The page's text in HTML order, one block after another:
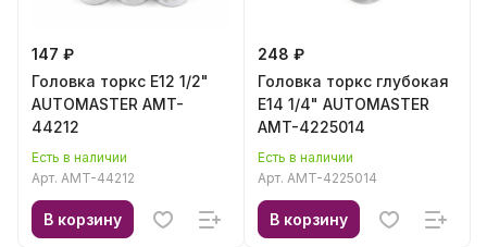
147 ₽
Головка торкс E12 1/2"
AUTOMASTER AMT-
44212
Есть в наличии
Арт. AMT-44212
В корзину
248 ₽
Головка торкс глубокая
E14 1/4" AUTOMASTER
AMT-4225014
Есть в наличии
Арт. AMT-4225014
В корзину